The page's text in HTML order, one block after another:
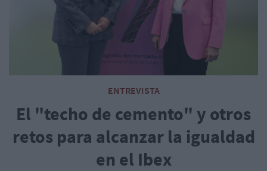
ENTREVISTA
El "techo de cemento" y otros
retos para alcanzar la igualdad
en el Ibex